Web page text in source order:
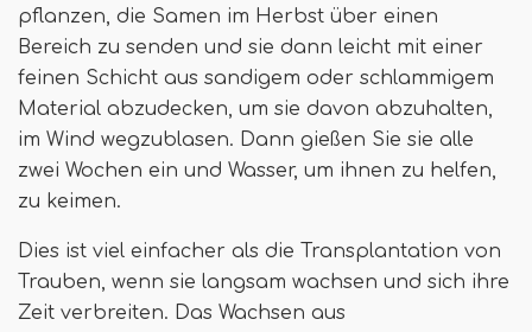
pflanzen, die Samen im Herbst über einen
Bereich zu senden und sie dann leicht mit einer
feinen Schicht aus sandigem oder schlammigem
Material abzudecken, um sie davon abzuhalten,
im Wind wegzublasen. Dann gießen Sie sie alle
zwei Wochen ein und Wasser, um ihnen zu helfen,
zu keimen.
Dies ist viel einfacher als die Transplantation von
Trauben, wenn sie langsam wachsen und sich ihre
Zeit verbreiten. Das Wachsen aus